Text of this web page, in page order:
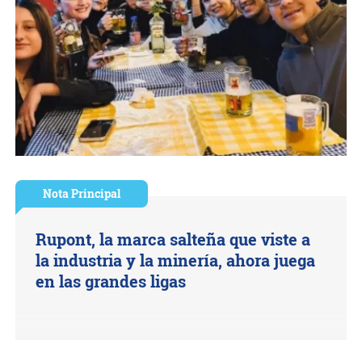
Nota Principal
Rupont, la marca salteña que viste a
la industria y la minería, ahora juega
en las grandes ligas